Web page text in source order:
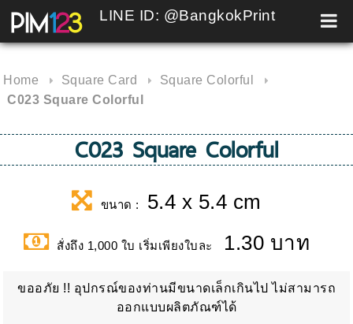
Skip
to
LINE ID: @BangkokPrint
Home Square Card
Square Colorful
C023 Square Colorful
C023 Square Colorful
ขนาด : 5.4 x 5.4 cm
สั่งถึง 1,000 ใบ เริ่มเพียงใบละ 1.30 บาท
ขออภัย !! อุปกรณ์ของท่านมีขนาดเล็กเกินไป ไม่สามารถ
ออกแบบผลิตภัณฑ์ได้